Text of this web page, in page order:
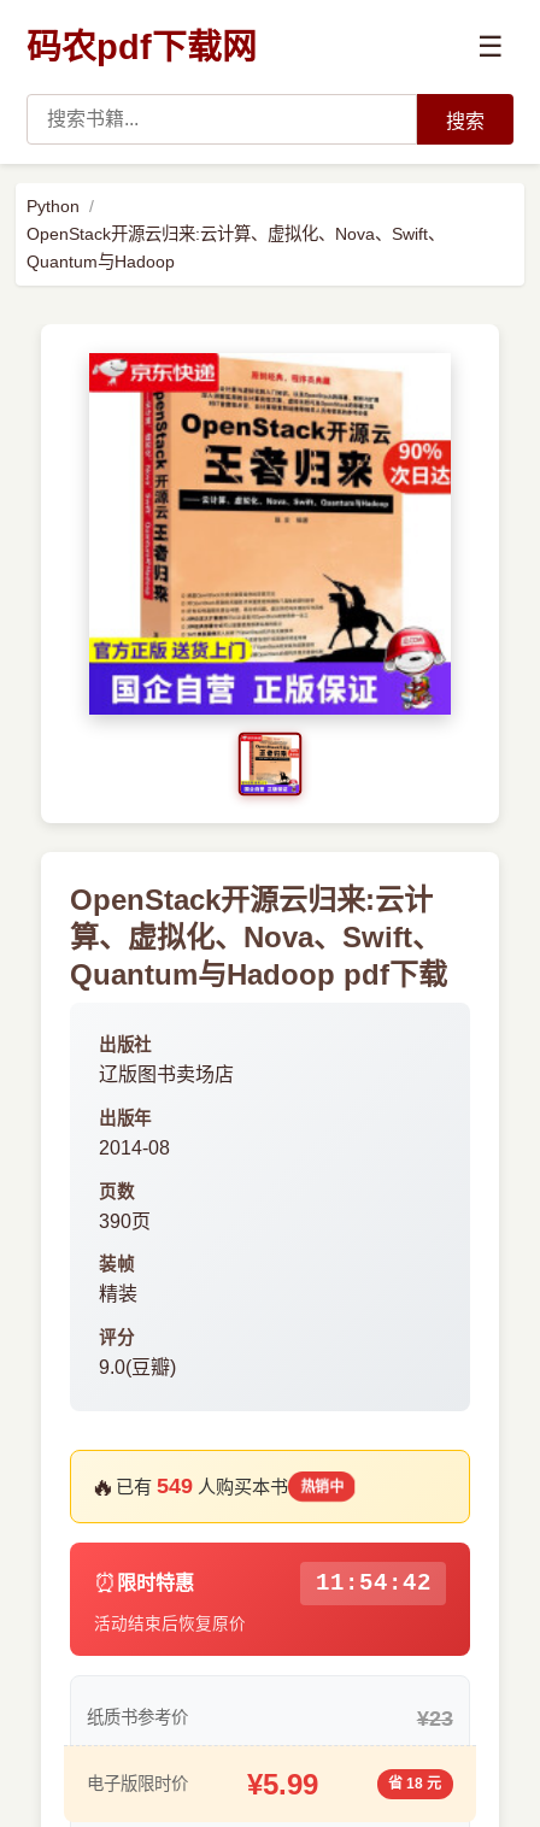
码农pdf下载网 ☰
数据科学与人工智能
预订书籍
搜索
Python
OpenStack开源云归来:云计算、虚拟化、Nova、Swift、
Quantum与Hadoop
OpenStack开源云归来:云计
算、虚拟化、Nova、Swift、
Quantum与Hadoop pdf下载
出版社
辽版图书卖场店
出版年
2014-08
页数
390页
装帧
精装
评分
9.0(豆瓣)
🔥 已有549 人购买本书 热销中
⏰ 限时特惠 11:54:41
活动结束后恢复原价
纸质书参考价 ¥23
电子版限时价 ¥5.99 省 18 元